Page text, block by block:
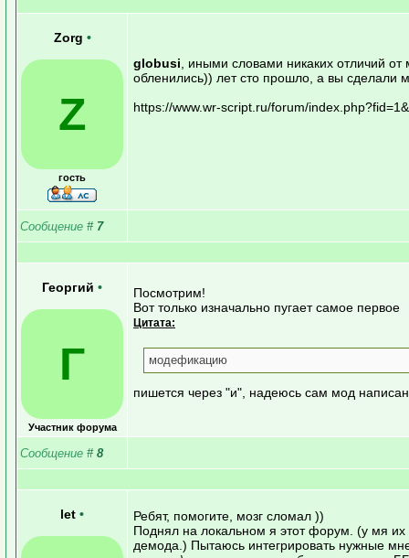
Zorg •
Z
гость
globusi , иными словами никаких отличий
обленились)) лет сто прошло, а вы сделали
https://www.wr-script.ru/forum/
Сообщение # 7
Георгий •
Г
Участник форума
Посмотрим!
Вот только изначально пугает самое первое
Цитата:
модефикацию
пишется через "и", надеюсь сам мод
Сообщение # 8
let •
Ребят, помогите, мозг сломал ))
Поднял на локальном я этот форум. (у мя
демода.) Пытаюсь интегрировать нужные